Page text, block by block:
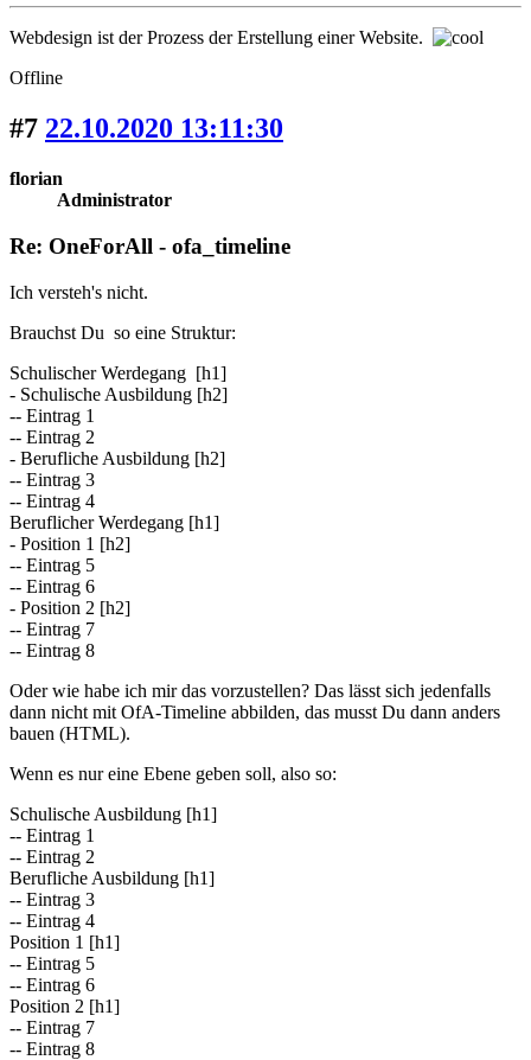
Webdesign ist der Prozess der Erstellung einer Website.
Offline
#7 22.10.2020 13:11:30
florian
Administrator
Re: OneForAll - ofa_timeline
Ich versteh's nicht.
Brauchst Du so eine Struktur:
Schulischer Werdegang [h1]
- Schulische Ausbildung [h2]
-- Eintrag 1
-- Eintrag 2
- Berufliche Ausbildung [h2]
-- Eintrag 3
-- Eintrag 4
Beruflicher Werdegang [h1]
- Position 1 [h2]
-- Eintrag 5
-- Eintrag 6
- Position 2 [h2]
-- Eintrag 7
-- Eintrag 8
Oder wie habe ich mir das vorzustellen? Das lässt sich jedenfalls
dann nicht mit OfA-Timeline abbilden, das musst Du dann anders
bauen (HTML).
Wenn es nur eine Ebene geben soll, also so:
Schulische Ausbildung [h1]
-- Eintrag 1
-- Eintrag 2
Berufliche Ausbildung [h1]
-- Eintrag 3
-- Eintrag 4
Position 1 [h1]
-- Eintrag 5
-- Eintrag 6
Position 2 [h1]
-- Eintrag 7
-- Eintrag 8